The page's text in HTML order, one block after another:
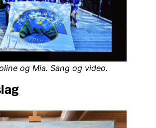
og Mia. Sang og video.